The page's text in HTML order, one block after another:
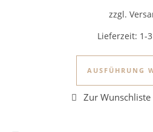
zzgl.
Lieferzeit: 1-
AUSFÜHRUNG